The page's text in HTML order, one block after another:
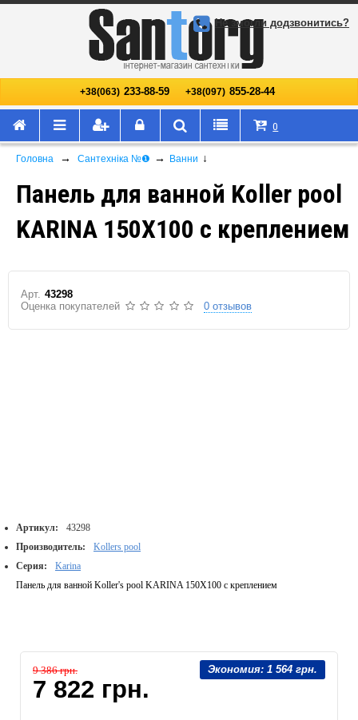
+38(063) 233-88-59 +38(097) 855-28-44
Не змогли додзвонитись?
0
Головна → Сантехніка №❶ → Ванни ↓
Панель для ванной Koller pool
KARINA 150X100 с креплением
Арт. 43298
Оценка покупателей
0 отзывов
Артикул:
43298
Производитель:
Kollers pool
Серия:
Karina
Панель для ванной Koller's pool KARINA 150X100 с креплением
Экономия: 1 564 грн.
9 386 грн.
7 822 грн.